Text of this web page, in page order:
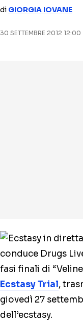
di GIORGIA IOVANE
30 SETTEMBRE 2012 12:00
fasi finali di
Ecstasy Trial,
giovedì 27
dell’ecstasy.